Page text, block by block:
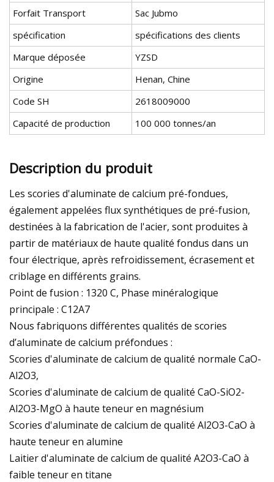
Forfait Transport
Sac Jubmo
spécification
spécifications des clients
Marque déposée
YZSD
Origine
Henan, Chine
Code SH
2618009000
Capacité de production
100 000 tonnes/an
Description du produit
Les scories d'aluminate de calcium pré-fondues,
également appelées flux synthétiques de pré-fusion,
destinées à la fabrication de l'acier, sont produites à
partir de matériaux de haute qualité fondus dans un
four électrique, après refroidissement, écrasement et
criblage en différents grains.
Point de fusion : 1320 C, Phase minéralogique
principale : C12A7
Nous fabriquons différentes qualités de scories
d’aluminate de calcium préfondues :
Scories d'aluminate de calcium de qualité normale CaO-
Al2O3,
Scories d'aluminate de calcium de qualité CaO-SiO2-
Al2O3-MgO à haute teneur en magnésium
Scories d'aluminate de calcium de qualité Al2O3-CaO à
haute teneur en alumine
Laitier d'aluminate de calcium de qualité A2O3-CaO à
faible teneur en titane